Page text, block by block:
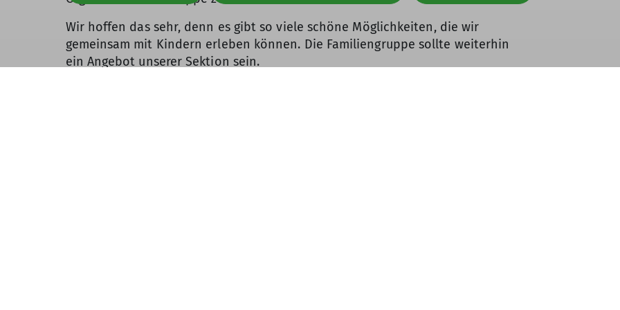
Wir hoffen das sehr, denn es gibt so viele schöne Möglichkeiten, die wir
gemeinsam mit Kindern erleben können. Die Familiengruppe sollte weiterhin
ein Angebot unserer Sektion sein.